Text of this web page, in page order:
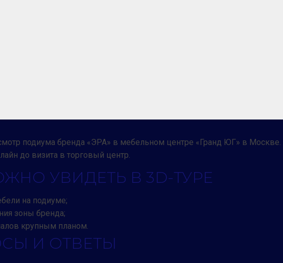
подиума бренда «ЭРА» в мебельном центре «Гранд ЮГ» в
до визита в торговый центр.
УВИДЕТЬ В 3D-ТУРЕ
на подиуме;
зоны бренда;
крупным планом.
И ОТВЕТЫ